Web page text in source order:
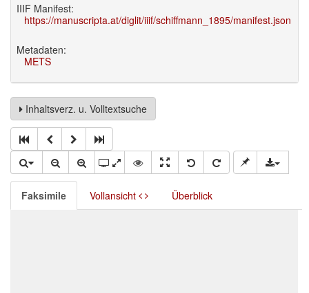
IIIF Manifest:
https://manuscripta.at/diglit/iiif/schiffmann_1895/manifest.json
Metadaten:
METS
Inhaltsverz. u. Volltextsuche
Faksimile Vollansicht Überblick